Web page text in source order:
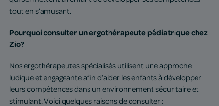
tout en s’amusant.
Pourquoi consulter un ergothérapeute pédiatrique chez
Zio?
Nos ergothérapeutes spécialisés utilisent une approche
ludique et engageante afin d’aider les enfants à développer
leurs compétences dans un environnement sécuritaire et
stimulant. Voici quelques raisons de consulter :